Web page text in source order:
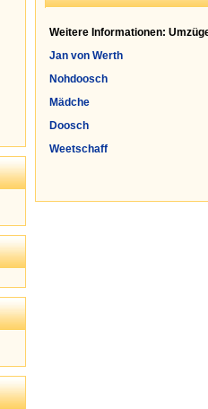
Weitere Informationen:
Jan von Werth
Nohdoosch
Mädche
Doosch
Weetschaff